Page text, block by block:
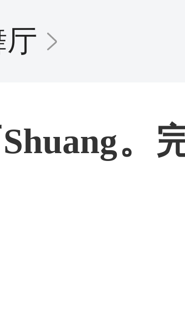
厅
。